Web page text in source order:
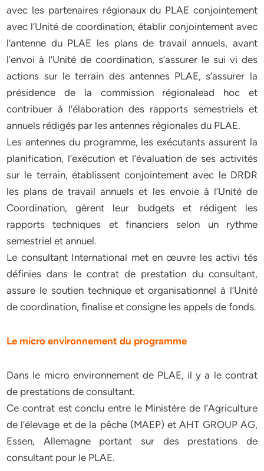
avec les partenaires régionaux du PLAE conjointement
avec l’Unité de coordination, établir conjointement avec
l’antenne du PLAE les plans de travail annuels, avant
l’envoi à l’Unité de coordination, s’assurer le sui vi des
actions sur le terrain des antennes PLAE, s’assurer la
présidence de la commission régionalead hoc et
contribuer à l’élaboration des rapports semestriels et
annuels rédigés par les antennes régionales du PLAE.
Les antennes du programme, les exécutants assurent la
planification, l’exécution et l’évaluation de ses activités
sur le terrain, établissent conjointement avec le DRDR
les plans de travail annuels et les envoie à l’Unité de
Coordination, gèrent leur budgets et rédigent les
rapports techniques et financiers selon un rythme
semestriel et annuel.
Le consultant International met en œuvre les activi tés
définies dans le contrat de prestation du consultant,
assure le soutien technique et organisationnel à l’Unité
de coordination, finalise et consigne les appels de fonds.
Le micro environnement du programme
Dans le micro environnement de PLAE, il y a le contrat
de prestations de consultant.
Ce contrat est conclu entre le Ministère de l’Agriculture
de l’élevage et de la pêche (MAEP) et AHT GROUP AG,
Essen, Allemagne portant sur des prestations de
consultant pour le PLAE.